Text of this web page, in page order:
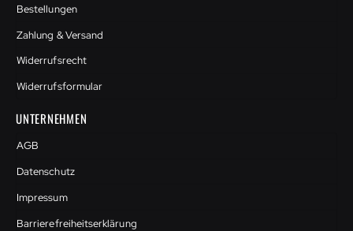
Bestellungen
Zahlung & Versand
Widerrufsrecht
Widerrufsformular
UNTERNEHMEN
AGB
Datenschutz
Impressum
Barrierefreiheitserklärung